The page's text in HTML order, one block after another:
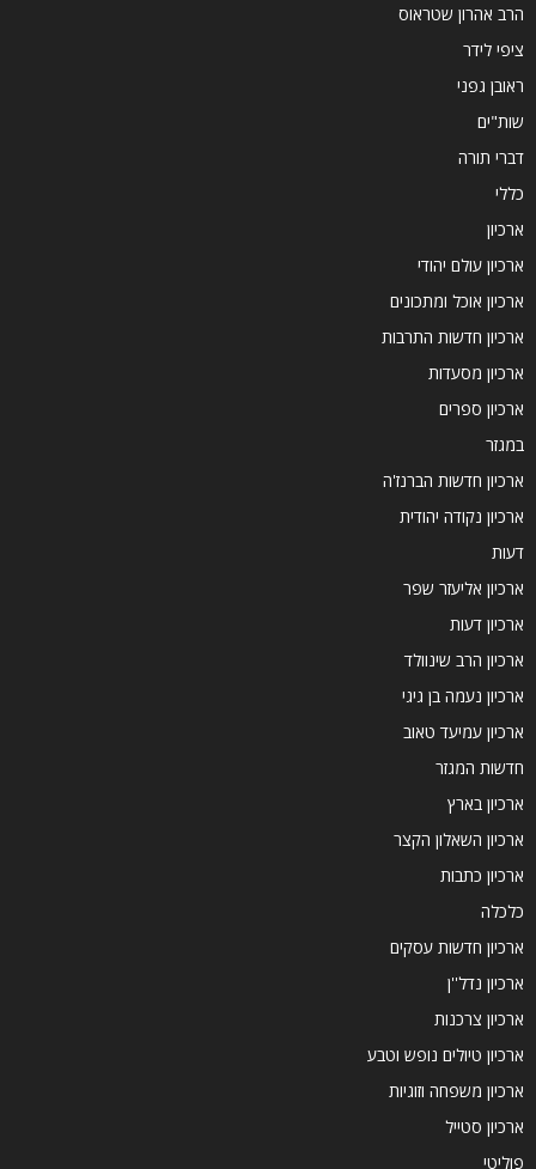
הרב אהרון שטראוס
ציפי לידר
ראובן גפני
שות"ים
דברי תורה
כללי
ארכיון
ארכיון עולם יהודי
ארכיון אוכל ומתכונים
ארכיון חדשות התרבות
ארכיון מסעדות
ארכיון ספרים
במגזר
ארכיון חדשות הברנז'ה
ארכיון נקודה יהודית
דעות
ארכיון אליעזר שפר
ארכיון דעות
ארכיון הרב שינוולד
ארכיון נעמה בן גיגי
ארכיון עמיעד טאוב
חדשות המגזר
ארכיון בארץ
ארכיון השאלון הקצר
ארכיון כתבות
כלכלה
ארכיון חדשות עסקים
ארכיון נדל''ן
ארכיון צרכנות
ארכיון טיולים נופש וטבע
ארכיון משפחה וזוגיות
ארכיון סטייל
פוליטי